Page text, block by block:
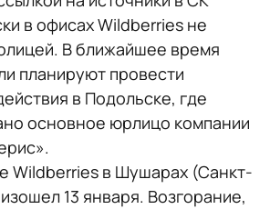
в офисах Wildberries не
В ближайшее время
планируют провести
в Подольске, где
основное юрлицо компании
Wildberries в Шушарах (Санкт-
13 января. Возгорание,